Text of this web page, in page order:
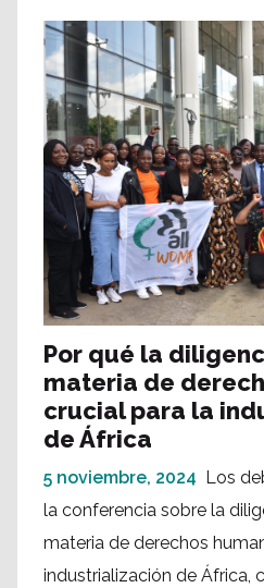
Por qué la
materia de
crucial para la
de África
5 noviembre, 2024
Los
la conferencia sobre la
materia de derechos
industrialización de África,